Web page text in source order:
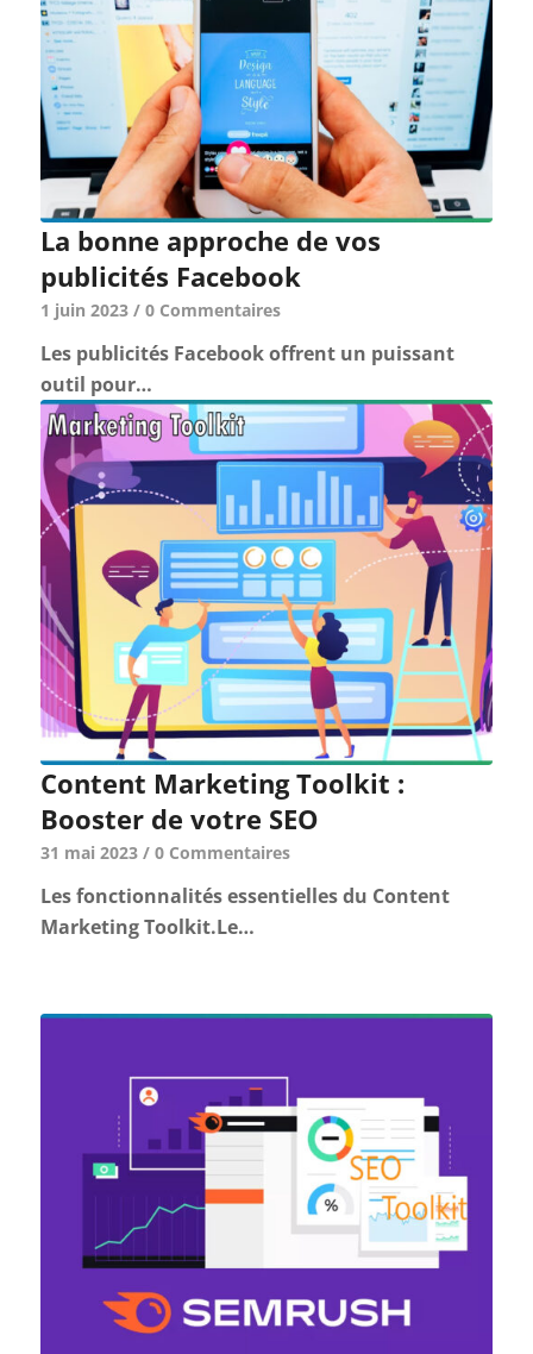
La bonne approche de vos
publicités Facebook
1 juin 2023 / 0 Commentaires
Les publicités Facebook offrent un puissant
outil pour…
Content Marketing Toolkit :
Booster de votre SEO
31 mai 2023 / 0 Commentaires
Les fonctionnalités essentielles du Content
Marketing Toolkit.Le…